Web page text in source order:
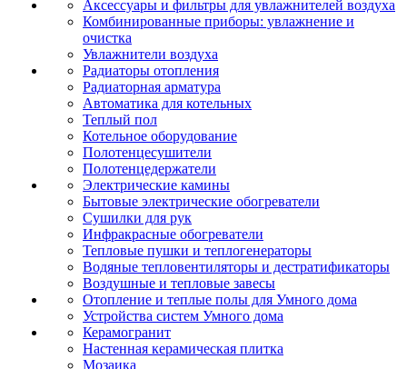
Аксессуары и фильтры для увлажнителей воздуха
Комбинированные приборы: увлажнение и
очистка
Увлажнители воздуха
Радиаторы отопления
Радиаторная арматура
Автоматика для котельных
Теплый пол
Котельное оборудование
Полотенцесушители
Полотенцедержатели
Электрические камины
Бытовые электрические обогреватели
Сушилки для рук
Инфракрасные обогреватели
Тепловые пушки и теплогенераторы
Водяные тепловентиляторы и дестратификаторы
Воздушные и тепловые завесы
Отопление и теплые полы для Умного дома
Устройства систем Умного дома
Керамогранит
Настенная керамическая плитка
Мозаика